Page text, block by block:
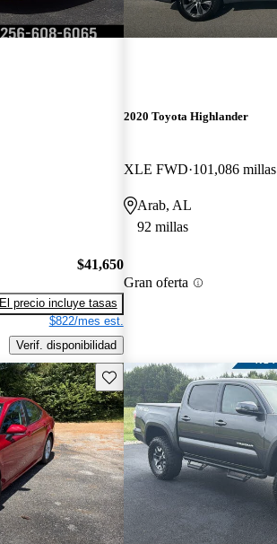
$41,650
El precio incluye tasas
$822/mes est.
Verif. disponibilidad
2020 Toyota Highlander
XLE FWD 101,086 millas
Arab, AL
92 millas
Gran oferta
Guarda este Aviso